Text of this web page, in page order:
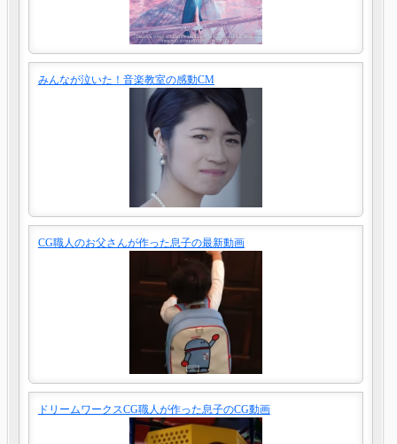
みんなが泣いた！音楽教室の感動CM
CG職人のお父さんが作った息子の最新動画
ドリームワークスCG職人が作った息子のCG動画